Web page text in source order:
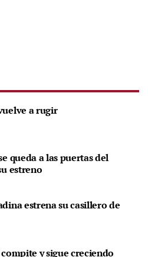
a rugir
queda a las puertas del
estreno
estrena su casillero de
y sigue creciendo